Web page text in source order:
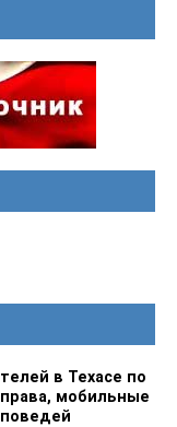
в Техасе по
мобильные